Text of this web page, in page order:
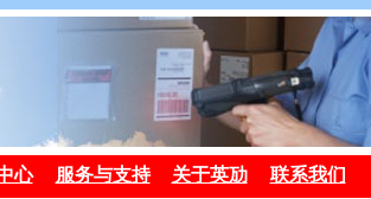
心 服务与支持 关于英劢 联系我们